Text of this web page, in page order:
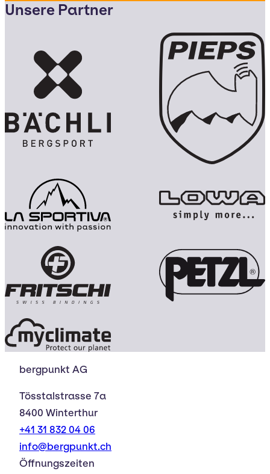
Unsere Partner
bergpunkt AG
Tösstalstrasse 7a
8400 Winterthur
+41 31 832 04 06
info@bergpunkt.ch
Öffnungszeiten